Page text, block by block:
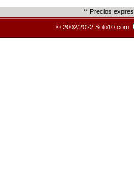
** Precios
© 2002/2022 Solo10.com